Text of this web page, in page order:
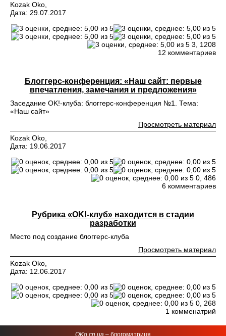
Kozak Oko,
Дата: 29.07.2017
3, 1208
12 комментариев
Блоггерс-конференция: «Наш сайт: первые
впечатления, замечания и предложения»
Заседание OK!-клуба: блоггерс-конференция №1. Тема:
«Наш сайт»
Просмотреть материал
Kozak Oko,
Дата: 19.06.2017
0, 486
6 комментариев
Рубрика «OK!-клуб» находится в стадии
разработки
Место под создание блоггерс-клуба
Просмотреть материал
Kozak Oko,
Дата: 12.06.2017
0, 268
1 комменатрий